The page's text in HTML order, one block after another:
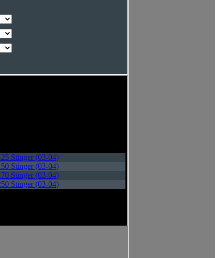
Stinger (03-04)
Stinger (03-04)
Stinger (03-04)
Stinger (03-04)